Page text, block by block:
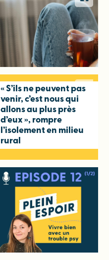
« S’ils ne peuvent pas
venir, c’est nous qui
allons au plus près
d’eux », rompre
l’isolement en milieu
rural